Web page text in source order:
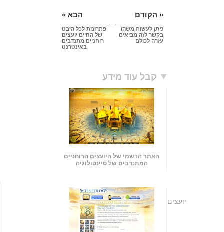
« הקודם
ניתן לעשות משהו
בקשר לזה מביאים
עזרה לכולם
הבא »
פתרונות לכל היבט
של החיים יועצים
רוחניים מתנדבים
באינטרנט
קבל עוד מידע
האתר הרשמי של היועצים הרוחניים
המתנדבים של סיינטולוגיה
יועצים